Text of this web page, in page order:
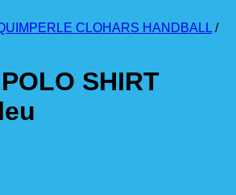
CLOHARS HANDBALL /
SHIRT